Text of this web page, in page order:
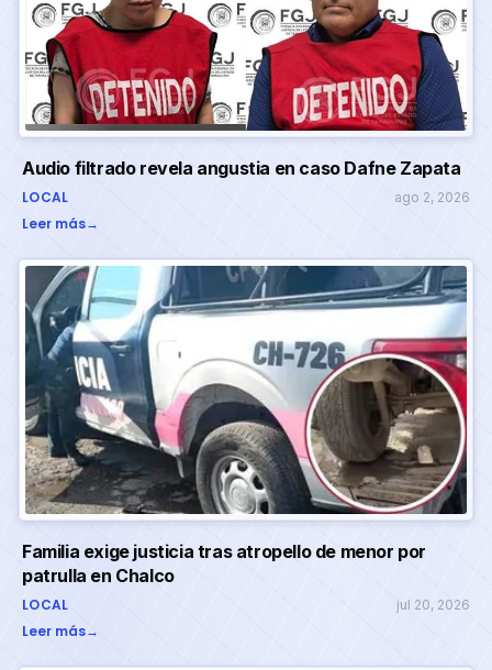
Audio filtrado revela angustia en caso Dafne Zapata
LOCAL ago 2, 2026
Leer más→
Familia exige justicia tras atropello de menor por
patrulla en Chalco
LOCAL jul 20, 2026
Leer más→